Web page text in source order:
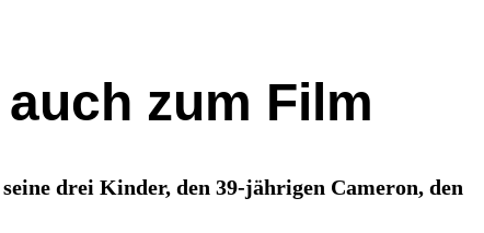
zum Film
drei Kinder, den 39-jährigen Cameron, den